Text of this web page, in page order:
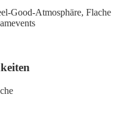
Good-Atmosphäre, Flache